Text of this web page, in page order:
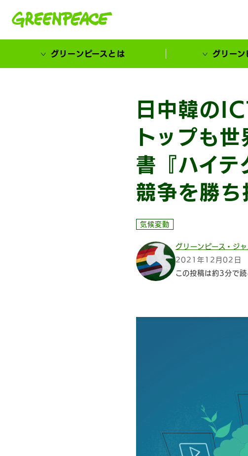
グリーンピースとは グリーン
日中韓の
トップも
書『ハイテ
競争を勝ち
気候変動
グリーンピース・ジ
2021年12月02日
この投稿は約3分で読